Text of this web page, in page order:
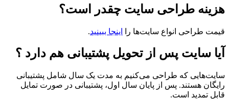
هزینه طراحی سایت چقدر است؟
قیمت طراحی انواع سایت‌ها را اینجا ببینید.
آیا سایت پس از تحویل پشتیبانی هم دارد ؟
سایت‌هایی که طراحی می‌کنیم به مدت یک سال شامل پشتیبانی
رایگان هستند. پس از پایان سال اول، پشتیبانی در صورت تمایل
قابل تمدید است.